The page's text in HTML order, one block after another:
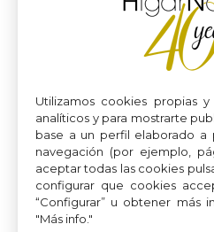
Utilizamos cookies propias
analíticos y para mostrarte
base a un perfil elaborado a
navegación (por ejemplo,
aceptar todas las cookies
configurar que cookies
“Configurar” u obtener más
"Más info."